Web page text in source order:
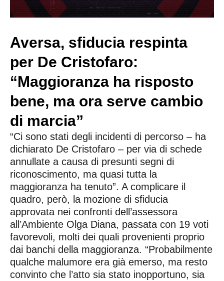
Aversa, sfiducia respinta
per De Cristofaro:
“Maggioranza ha risposto
bene, ma ora serve cambio
di marcia”
“Ci sono stati degli incidenti di percorso – ha
dichiarato De Cristofaro – per via di schede
annullate a causa di presunti segni di
riconoscimento, ma quasi tutta la
maggioranza ha tenuto”. A complicare il
quadro, però, la mozione di sfiducia
approvata nei confronti dell’assessora
all’Ambiente Olga Diana, passata con 19 voti
favorevoli, molti dei quali provenienti proprio
dai banchi della maggioranza. “Probabilmente
qualche malumore era già emerso, ma resto
convinto che l’atto sia stato inopportuno, sia